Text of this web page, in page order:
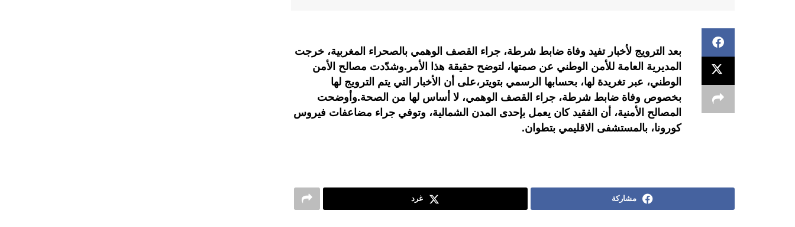
بعد الترويج لأخبار تفيد وفاة ضابط شرطة، جراء القصف الوهمي بالصحراء المغربية، خرجت
المديرية العامة للأمن الوطني عن صمتها، لتوضح حقيقة هذا الأمر.وشدّدت مصالح الأمن
الوطني، عبر تغريدة لها، بحسابها الرسمي بتويتر،على أن الأخبار التي يتم الترويج لها
بخصوص وفاة ضابط شرطة، جراء القصف الوهمي، لا أساس لها من الصحة.وأوضحت
المصالح الأمنية، أن الفقيد كان يعمل بإحدى المدن الشمالية، وتوفي جراء مضاعفات فيروس
كورونا، بالمستشفى الاقليمي بتطوان.
مشاركة غرد